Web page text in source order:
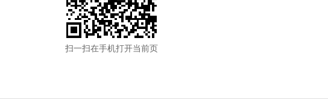
扫一扫在手机打开当前页